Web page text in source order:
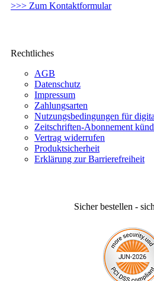
>>> Zum Kontaktformular
Rechtliches
AGB
Datenschutz
Impressum
Zahlungsarten
Nutzungsbedingungen für
Zeitschriften-Abonnement
Vertrag widerrufen
Produktsicherheit
Erklärung zur Barrierefreiheit
Sicher bestellen -